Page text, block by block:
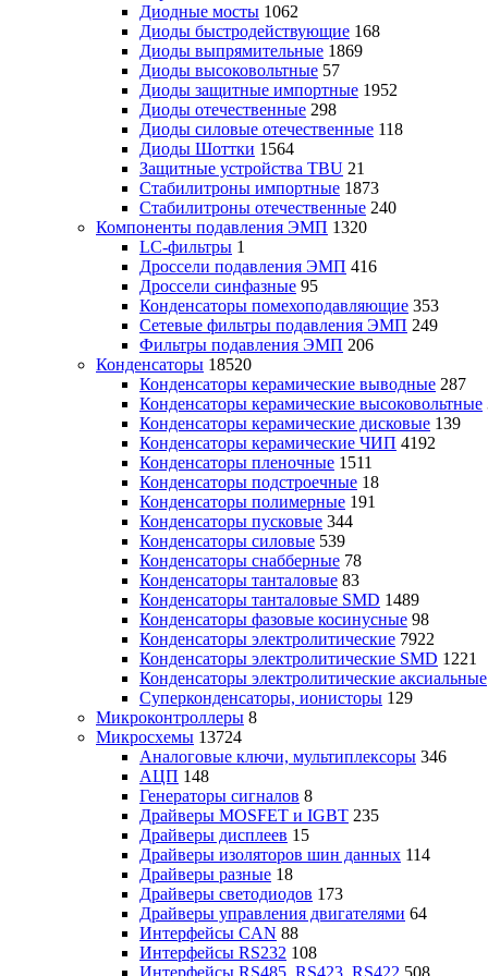
Диодные мосты 1062
Диоды быстродействующие 168
Диоды выпрямительные 1869
Диоды высоковольтные 57
Диоды защитные импортные 1952
Диоды отечественные 298
Диоды силовые отечественные 118
Диоды Шоттки 1564
Защитные устройства TBU 21
Стабилитроны импортные 1873
Стабилитроны отечественные 240
Компоненты подавления ЭМП 1320
LC-фильтры 1
Дроссели подавления ЭМП 416
Дроссели синфазные 95
Конденсаторы помехоподавляющие 353
Сетевые фильтры подавления ЭМП 249
Фильтры подавления ЭМП 206
Конденсаторы 18520
Конденсаторы керамические выводные 287
Конденсаторы керамические высоковольтные
Конденсаторы керамические дисковые 139
Конденсаторы керамические ЧИП 4192
Конденсаторы пленочные 1511
Конденсаторы подстроечные 18
Конденсаторы полимерные 191
Конденсаторы пусковые 344
Конденсаторы силовые 539
Конденсаторы снабберные 78
Конденсаторы танталовые 83
Конденсаторы танталовые SMD 1489
Конденсаторы фазовые косинусные 98
Конденсаторы электролитические 7922
Конденсаторы электролитические SMD 1221
Конденсаторы электролитические аксиальные
Суперконденсаторы, ионисторы 129
Микроконтроллеры 8
Микросхемы 13724
Аналоговые ключи, мультиплексоры 346
АЦП 148
Генераторы сигналов 8
Драйверы MOSFET и IGBT 235
Драйверы дисплеев 15
Драйверы изоляторов шин данных 114
Драйверы разные 18
Драйверы светодиодов 173
Драйверы управления двигателями 64
Интерфейсы CAN 88
Интерфейсы RS232 108
Интерфейсы RS485, RS423, RS422 508